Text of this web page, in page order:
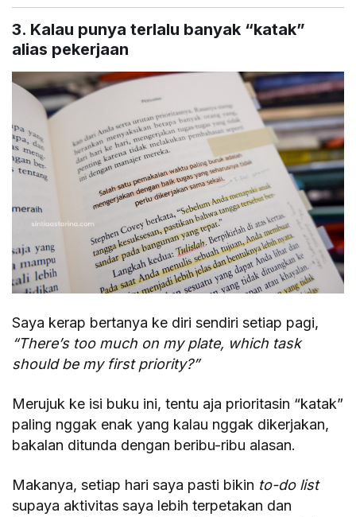
3. Kalau punya terlalu banyak “katak”
alias pekerjaan
Saya kerap bertanya ke diri sendiri setiap pagi,
“There’s too much on my plate, which task
should be my first priority?”
Merujuk ke isi buku ini, tentu aja prioritasin “katak”
paling nggak enak yang kalau nggak dikerjakan,
bakalan ditunda dengan beribu-ribu alasan.
Makanya, setiap hari saya pasti bikin to-do list
supaya aktivitas saya lebih terpetakan dan